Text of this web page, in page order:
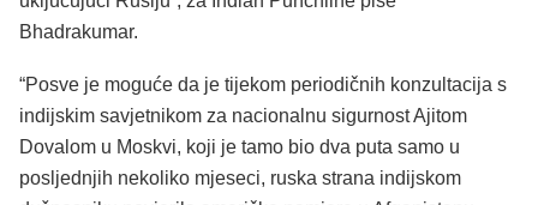
Bhadrakumar.
“Posve je moguće da je tijekom periodičnih konzultacija s
indijskim savjetnikom za nacionalnu sigurnost Ajitom
Dovalom u Moskvi, koji je tamo bio dva puta samo u
posljednjih nekoliko mjeseci, ruska strana indijskom